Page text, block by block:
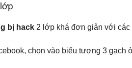
bị hack 2 lớp khá đơn giản với
chọn vào biểu tượng 3 gạch